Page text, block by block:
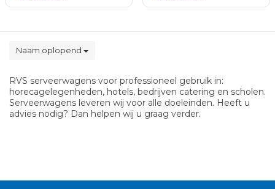
Naam oplopend
RVS serveerwagens voor professioneel gebruik in:
horecagelegenheden, hotels, bedrijven catering en scholen.
Serveerwagens leveren wij voor alle doeleinden. Heeft u
advies nodig? Dan helpen wij u graag verder.